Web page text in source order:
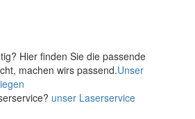
Hier finden Sie die passende
machen wirs passend.Unser
unser Laserservice